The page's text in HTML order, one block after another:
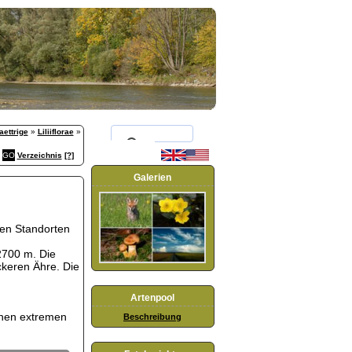
» Liliiflorae»
Verzeichnis [?]
Standorten
m. Die
Ähre. Die
extremen
Galerien
Artenpool
Beschreibung